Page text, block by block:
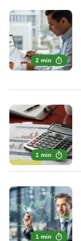
2 min
1 min
1 min